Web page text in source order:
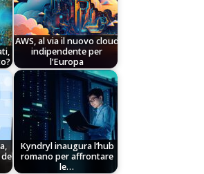
AWS, al via il nuovo cloud
indipendente per
l’Europa
Kyndryl inaugura l’hub
romano per affrontare
le…